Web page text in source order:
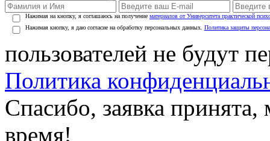
Нажимая на кнопку, я соглашаюсь на получение материалов от Университета практической
Нажимая кнопку, я даю согласие на обработку персональных данных. Политика защиты
пользователей не будут
Политика
Спасибо, заявка
время!